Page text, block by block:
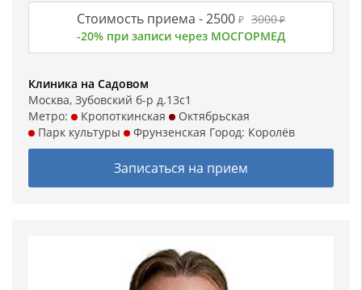
Стоимость приема -2500 ₽ 3000₽
-20% при записи через МОСГОРМЕД
Клиника на Садовом
Москва, Зубовский б-р д.13с1
Метро:
Кропоткинская
Октябрьская
Парк культуры
Фрунзенская Город: Королёв
Записаться на прием